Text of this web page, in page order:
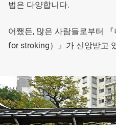
법은 다양합니다.
어쨌든, 많은 사람들로부터
for stroking）』가 신앙받고